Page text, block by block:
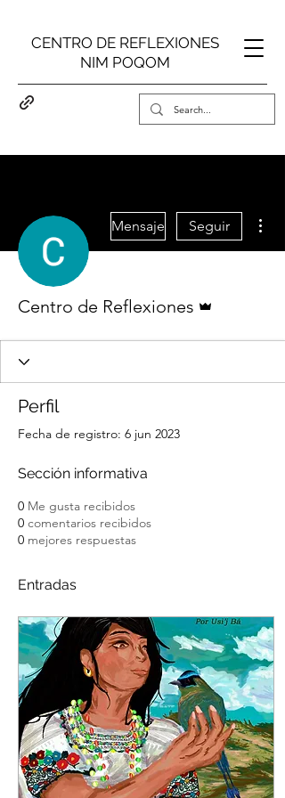
CENTRO DE REFLEXIONES
NIM POQOM
Mensaje Seguir
Centro de Reflexiones
Perfil
Fecha de registro: 6 jun 2023
Sección informativa
0 Me gusta recibidos
0 comentarios recibidos
0 mejores respuestas
Entradas